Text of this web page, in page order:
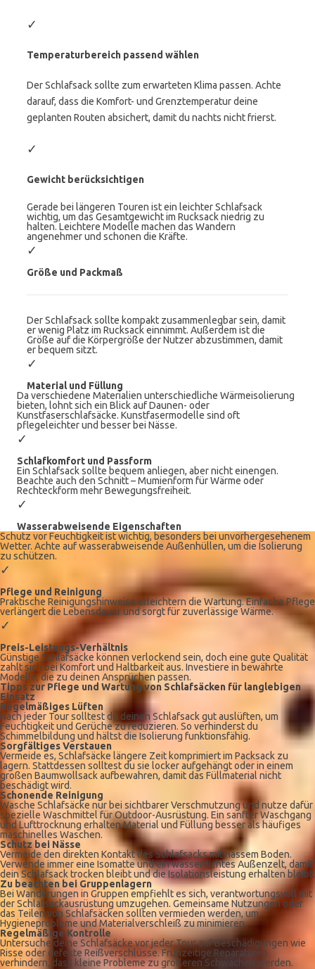
✓
Temperaturbereich passend wählen
Der Schlafsack sollte zum erwarteten Klima passen. Achte
darauf, dass die Komfort- und Grenztemperatur deine
geplanten Routen absichert, damit du nachts nicht frierst.
✓
Gewicht berücksichtigen
Gerade bei längeren Touren ist ein leichter Schlafsack
wichtig, um das Gesamtgewicht im Rucksack niedrig zu
halten. Leichtere Modelle machen das Wandern
angenehmer und schonen die Kräfte.
✓
Größe und Packmaß
Der Schlafsack sollte kompakt zusammenlegbar sein, damit
er wenig Platz im Rucksack einnimmt. Außerdem ist die
Größe auf die Körpergröße der Nutzer abzustimmen, damit
er bequem sitzt.
✓
Material und Füllung
Da verschiedene Materialien unterschiedliche Wärmeisolierung
bieten, lohnt sich ein Blick auf Daunen- oder
Kunstfaserschlafsäcke. Kunstfasermodelle sind oft
pflegeleichter und besser bei Nässe.
✓
Schlafkomfort und Passform
Ein Schlafsack sollte bequem anliegen, aber nicht einengen.
Beachte auch den Schnitt – Mumienform für Wärme oder
Rechteckform mehr Bewegungsfreiheit.
✓
Wasserabweisende Eigenschaften
Schutz vor Feuchtigkeit ist wichtig, besonders bei unvorhergesehenem
Wetter. Achte auf wasserabweisende Außenhüllen, um die Isolierung
zu schützen.
✓
Pflege und Reinigung
Praktische Reinigungshinweise erleichtern die Wartung. Einfache Pflege
verlängert die Lebensdauer und sorgt für zuverlässige Wärme.
✓
Preis-Leistungs-Verhältnis
Günstige Schlafsäcke können verlockend sein, doch eine gute Qualität
zahlt sich bei Komfort und Haltbarkeit aus. Investiere in bewährte
Modelle, die zu deinen Ansprüchen passen.
Tipps zur Pflege und Wartung von Schlafsäcken für langlebigen
Einsatz
Regelmäßiges Lüften
Nach jeder Tour solltest du deinen Schlafsack gut auslüften, um
Feuchtigkeit und Gerüche zu reduzieren. So verhinderst du
Schimmelbildung und hältst die Isolierung funktionsfähig.
Sorgfältiges Verstauen
Vermeide es, Schlafsäcke längere Zeit komprimiert im Packsack zu
lagern. Stattdessen solltest du sie locker aufgehängt oder in einem
großen Baumwollsack aufbewahren, damit das Füllmaterial nicht
beschädigt wird.
Schonende Reinigung
Wasche Schlafsäcke nur bei sichtbarer Verschmutzung und nutze dafür
spezielle Waschmittel für Outdoor-Ausrüstung. Ein sanfter Waschgang
und Lufttrocknung erhalten Material und Füllung besser als häufiges
maschinelles Waschen.
Schutz bei Nässe
Vermeide den direkten Kontakt des Schlafsacks mit nassem Boden.
Verwende immer eine Isomatte und ein wasserdichtes Außenzelt, damit
dein Schlafsack trocken bleibt und die Isolationsleistung erhalten bleibt.
Zu beachten bei Gruppenlagern
Bei Wanderungen in Gruppen empfiehlt es sich, verantwortungsvoll mit
der Schlafsackausrüstung umzugehen. Gemeinsame Nutzungen oder
das Teilen von Schlafsäcken sollten vermieden werden, um
Hygieneprobleme und Materialverschleiß zu minimieren.
Regelmäßige Kontrolle
Untersuche deine Schlafsäcke vor jeder Tour auf Beschädigungen wie
Risse oder defekte Reißverschlüsse. Frühzeitige Reparaturen
verhindern, dass kleine Probleme zu größeren Schwächen werden.